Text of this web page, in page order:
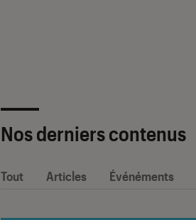
Nos derniers contenus
Tout Articles Événéments